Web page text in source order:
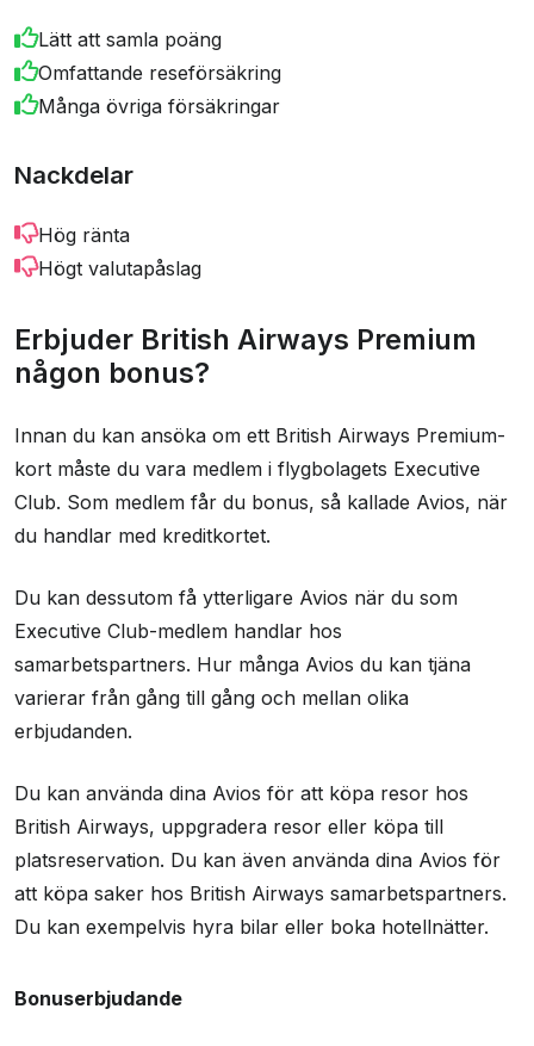
Lätt att samla poäng
Omfattande reseförsäkring
Många övriga försäkringar
Nackdelar
Hög ränta
Högt valutapåslag
Erbjuder British Airways Premium
någon bonus?
Innan du kan ansöka om ett British Airways Premium-
kort måste du vara medlem i flygbolagets Executive
Club. Som medlem får du bonus, så kallade Avios, när
du handlar med kreditkortet.
Du kan dessutom få ytterligare Avios när du som
Executive Club-medlem handlar hos
samarbetspartners. Hur många Avios du kan tjäna
varierar från gång till gång och mellan olika
erbjudanden.
Du kan använda dina Avios för att köpa resor hos
British Airways, uppgradera resor eller köpa till
platsreservation. Du kan även använda dina Avios för
att köpa saker hos British Airways samarbetspartners.
Du kan exempelvis hyra bilar eller boka hotellnätter.
Bonuserbjudande